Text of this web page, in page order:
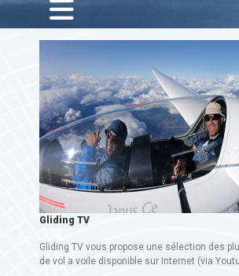
Gliding TV
Gliding TV vous propose une sélection des
de vol a voile disponible sur Internet (via